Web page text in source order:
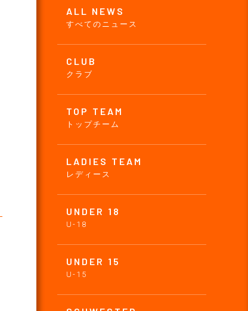
ALL NEWS
すべてのニュース
CLUB
クラブ
TOP TEAM
トップチーム
LADIES TEAM
レディース
UNDER 18
U-18
UNDER 15
U-15